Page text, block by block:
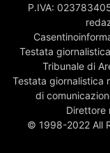
P.IVA:
Testata
Tribunale di
Testata giornalistica
di
Direttore
© 1998-2022 All